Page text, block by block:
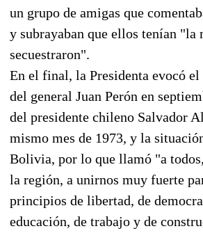
un grupo de amigas que
y subrayaban que ellos tenían "la
secuestraron".
En el final, la Presidenta evocó
del general Juan Perón en
del presidente chileno Salvador
mismo mes de 1973, y la
Bolivia, por lo que llamó "a
la región, a unirnos muy fuerte
principios de libertad, de
educación, de trabajo y de